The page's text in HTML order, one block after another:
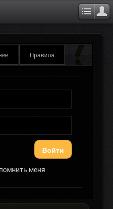
Правила
Войти
меня